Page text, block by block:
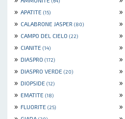
» APATITE (15) »
» CALABRONE JASPER (80) »
» CAMPO DEL CIELO (22) »
» CIANITE (14) »
» DIASPRO (172) »
» DIASPRO VERDE (20) »
» DIOPSIDE (12) »
» EMATITE (18) »
» FLUORITE (25) »